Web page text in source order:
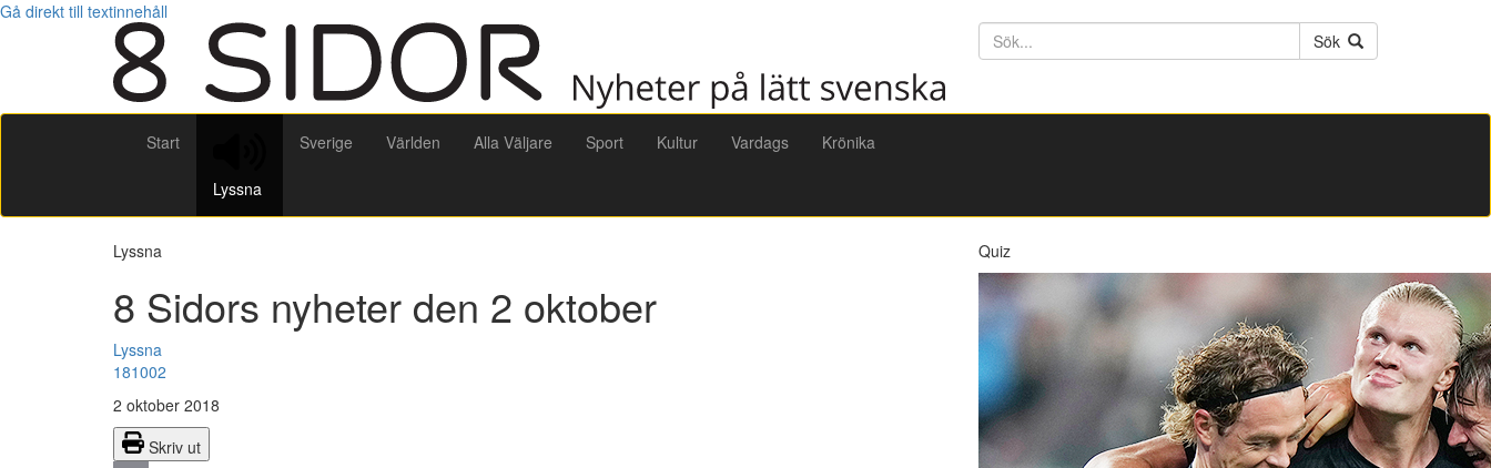
Gå direkt till textinnehåll
Söktext
Sök
Start
Lyssna
Sverige Världen Alla Väljare Sport Kultur Vardags Krönika
Lyssna
8 Sidors nyheter den 2 oktober
Lyssna
181002
2 oktober 2018
Skriv ut
Quiz